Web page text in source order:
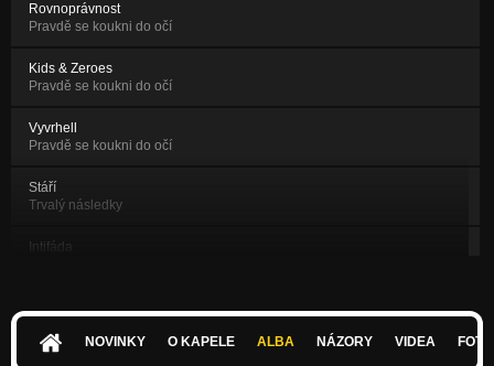
Rovnoprávnost
Pravdě se koukni do očí
Kids & Zeroes
Pravdě se koukni do očí
Vyvrhell
Pravdě se koukni do očí
Stáří
Trvalý následky
Intifáda
NOVINKY O KAPELE ALBA NÁZORY VIDEA